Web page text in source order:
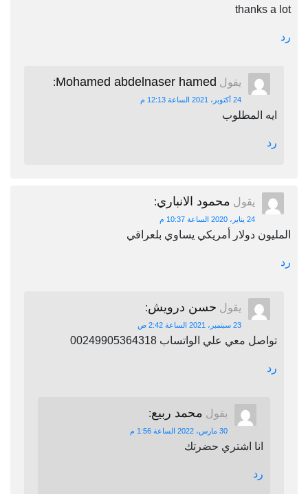
thanks a lot
رد
يقول Mohamed abdelnaser hamed
:
24 أكتوبر، 2021 الساعة 12:13 م
ايه المطلوب
رد
يقول محمود الانباري:
24 يناير، 2020 الساعة 10:37 م
المليون دولار أمريكي يساوي بلعراقي
رد
يقول حسن درويش:
23 سبتمبر، 2021 الساعة 2:42 ص
تواصل معي علي الواتساب 00249905364318
رد
يقول محمد ربيع:
30 مارس، 2022 الساعة 1:56 م
انا اشتري حضرتك
رد